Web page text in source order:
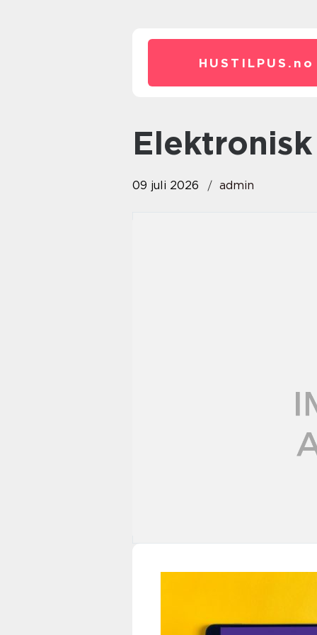
HUSTILPUS. no
09 juli 2026 admin